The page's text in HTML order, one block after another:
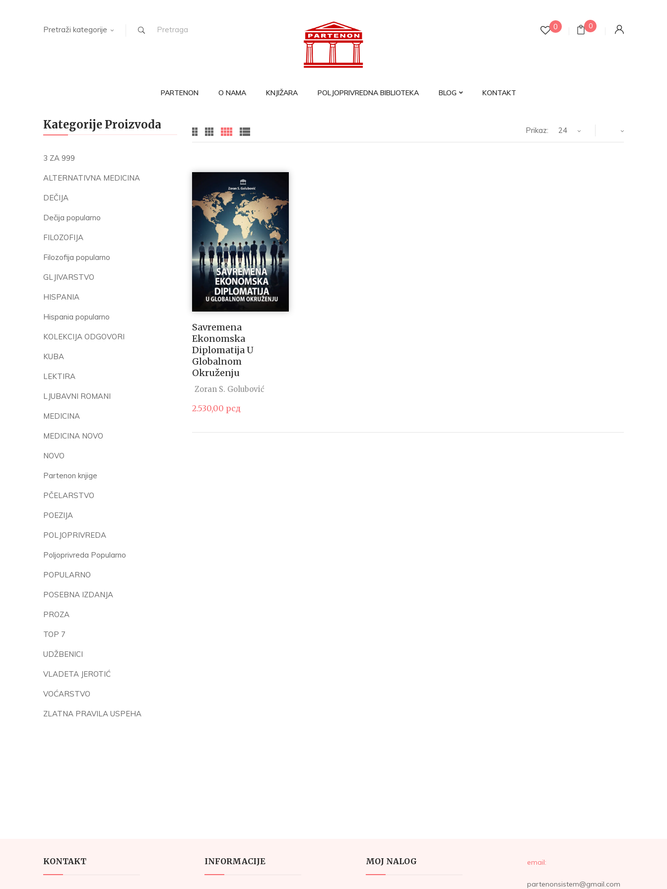
Pretraži kategorije 0 0
PARTENON O NAMA KNJIŽARA POLJOPRIVREDNA BIBLIOTEKA BLOG KONTAKT
Kategorije Proizvoda
3 ZA 999
ALTERNATIVNA MEDICINA
DEČIJA
Dečija popularno
FILOZOFIJA
Filozofija popularno
GLJIVARSTVO
HISPANIA
Hispania popularno
KOLEKCIJA ODGOVORI
KUBA
LEKTIRA
LJUBAVNI ROMANI
MEDICINA
MEDICINA NOVO
NOVO
Partenon knjige
PČELARSTVO
POEZIJA
POLJOPRIVREDA
Poljoprivreda Popularno
POPULARNO
POSEBNA IZDANJA
PROZA
TOP 7
UDŽBENICI
VLADETA JEROTIĆ
VOĆARSTVO
ZLATNA PRAVILA USPEHA
Prikaz: 24
Savremena
Ekonomska
Diplomatija U
Globalnom
Okruženju
Zoran S. Golubović
2.530,00 рсд
KONTAKT INFORMACIJE MOJ NALOG email:
partenonsistem@gmail.com